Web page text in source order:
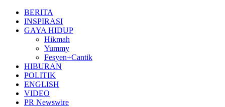
BERITA
INSPIRASI
GAYA HIDUP
Hikmah
Yummy
Fesyen+Cantik
HIBURAN
POLITIK
ENGLISH
VIDEO
PR Newswire